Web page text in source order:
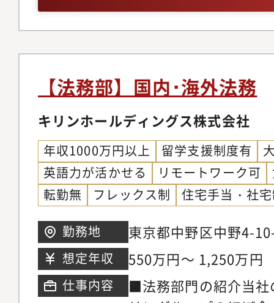
【法務部】国内･海外法務
キリンホールディングス株式会社
年収1000万円以上 留学支援制度有
英語力が活かせる
リモートワーク可
転勤無
フレックス制 住宅手当・社
勤務地
東京都中野区中野4-
クサウス
想定年収 550万円～ 1,250万円
仕事内容
■法務部門の紹介当社